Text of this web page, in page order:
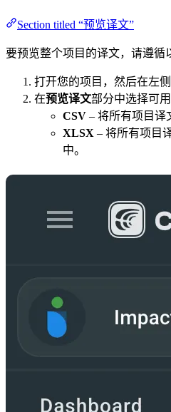
Section titled “预览译文”
要预览整个项目的译文，请遵循
打开您的项目，然后在左
在预览译文部分中选择可用
CSV – 将所有项目译
XLSX – 将所有项目
中。